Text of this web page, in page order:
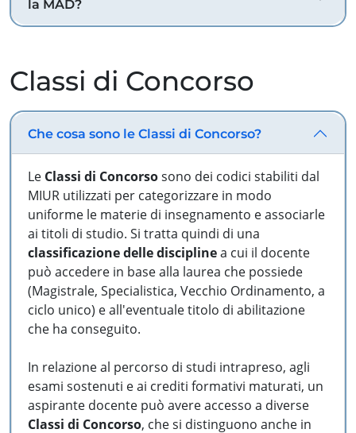
la MAD?
Classi di Concorso
Che cosa sono le Classi di Concorso?
Le Classi di Concorsosono dei codici stabiliti dal
MIUR utilizzati per categorizzare in modo
uniforme le materie di insegnamento e associarle
ai titoli di studio. Si tratta quindi di una
classificazione delle disciplinea cui il docente
può accedere in base alla laurea che possiede
(Magistrale, Specialistica, Vecchio Ordinamento, a
ciclo unico) e all'eventuale titolo di abilitazione
che ha conseguito.
In relazione al percorso di studi intrapreso, agli
esami sostenuti e ai crediti formativi maturati, un
aspirante docente può avere accesso a diverse
Classi di Concorso, che si distinguono anche in